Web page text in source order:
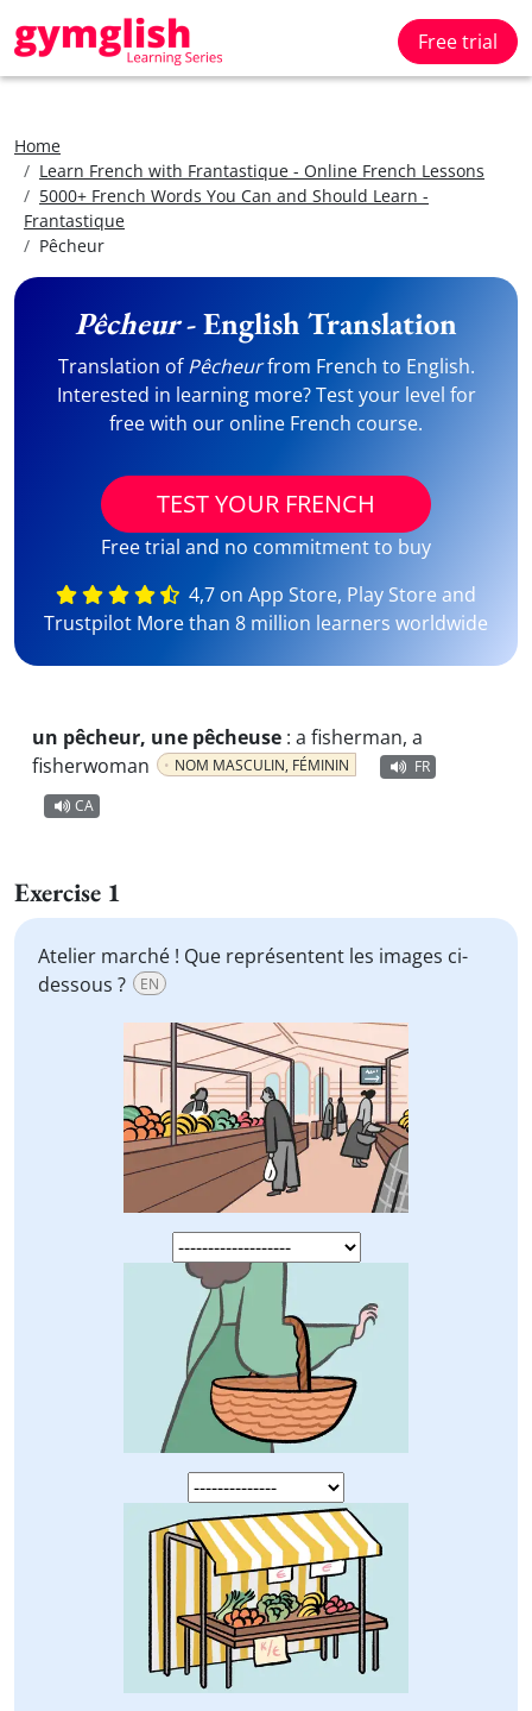
Free trial
Home
Learn French with Frantastique - Online French Lessons
5000+ French Words You Can and Should Learn -
Frantastique
Pêcheur
Pêcheur- English Translation
Translation ofPêcheurfrom French to English.
Interested in learning more? Test your level for
free with our online French course.
TEST YOUR FRENCH
Free trial and no commitment to buy
4,7 on App Store, Play Store and
Trustpilot More than 8 million learners worldwide
un pêcheur, une pêcheuse : a fisherman, a
fisherwoman
NOM MASCULIN, FÉMININ
FR
CA
Exercise 1
Atelier marché ! Que représentent les images ci-
dessous ?
EN